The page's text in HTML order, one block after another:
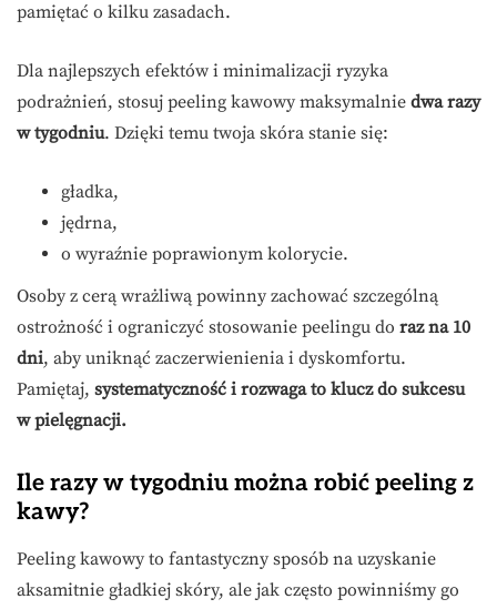
pamiętać o kilku zasadach.
Dla najlepszych efektów i minimalizacji ryzyka
podrażnień, stosuj peeling kawowy maksymalnie dwa razy
w tygodniu. Dzięki temu twoja skóra stanie się:
gładka,
jędrna,
o wyraźnie poprawionym kolorycie.
Osoby z cerą wrażliwą powinny zachować szczególną
ostrożność i ograniczyć stosowanie peelingu do raz na 10
dni, aby uniknąć zaczerwienienia i dyskomfortu.
Pamiętaj, systematyczność i rozwaga to klucz do sukcesu
w pielęgnacji.
Ile razy w tygodniu można robić peeling z
kawy?
Peeling kawowy to fantastyczny sposób na uzyskanie
aksamitnie gładkiej skóry, ale jak często powinniśmy go